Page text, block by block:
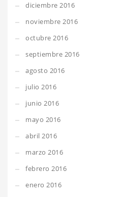
diciembre 2016
noviembre 2016
octubre 2016
septiembre 2016
agosto 2016
julio 2016
junio 2016
mayo 2016
abril 2016
marzo 2016
febrero 2016
enero 2016